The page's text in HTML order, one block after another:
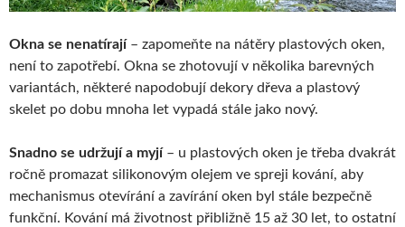
Okna se nenatírají– zapomeňte na nátěry plastových oken,
není to zapotřebí. Okna se zhotovují v několika barevných
variantách, některé napodobují dekory dřeva a plastový
skelet po dobu mnoha let vypadá stále jako nový.
Snadno se udržují a myjí– u plastových oken je třeba dvakrát
ročně promazat silikonovým olejem ve spreji kování, aby
mechanismus otevírání a zavírání oken byl stále bezpečně
funkční. Kování má životnost přibližně 15 až 30 let, to ostatní